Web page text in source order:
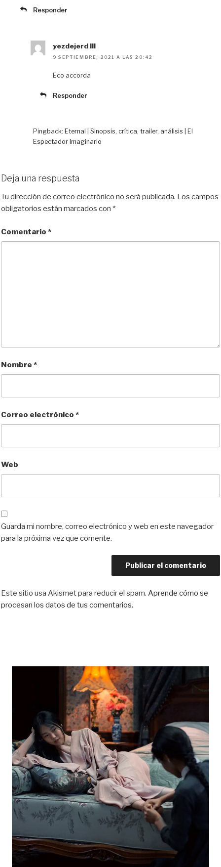
Responder
yezdejerd III
9 SEPTIEMBRE, 2021 A LAS 20:42
Eco accorda
Responder
Pingback: Eternal | Sinopsis, crítica, trailer, análisis | El
Espectador Imaginario
Deja una respuesta
Tu dirección de correo electrónico no será publicada. Los campos
obligatorios están marcados con *
Comentario *
Nombre *
Correo electrónico *
Web
Guarda mi nombre, correo electrónico y web en este navegador
para la próxima vez que comente.
Este sitio usa Akismet para reducir el spam. Aprende cómo se
procesan los datos de tus comentarios.